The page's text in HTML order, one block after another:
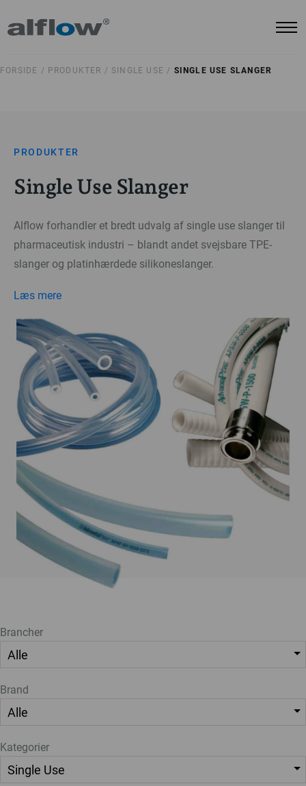
FORSIDE / PRODUKTER / SINGLE USE / SINGLE USE SLANGER
PRODUKTER
Single Use Slanger
Alflow forhandler et bredt udvalg af single use slanger til
pharmaceutisk industri – blandt andet svejsbare TPE-
slanger og platinhærdede silikoneslanger.
Læs mere
Brancher
Brand
Kategorier